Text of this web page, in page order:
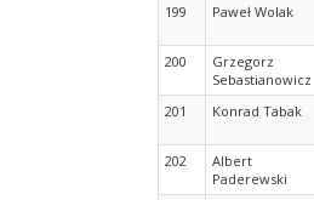
199 Paweł Wolak
200
Grzegorz
Sebastianowicz
201 Konrad Tabak
202
Albert
Paderewski